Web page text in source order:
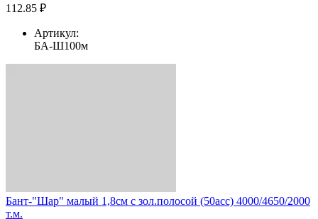
112.85 ₽
Артикул:
БА-Ш100м
Бант-"Шар" малый 1,8см с зол.полосой (50асс) 4000/4650/2000
т.м.